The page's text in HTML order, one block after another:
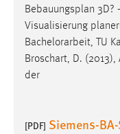
Bebauungsplan
Visualisierung
Bachelorarbeit, TU
Broschart, D.
der
[PDF] Siemens-